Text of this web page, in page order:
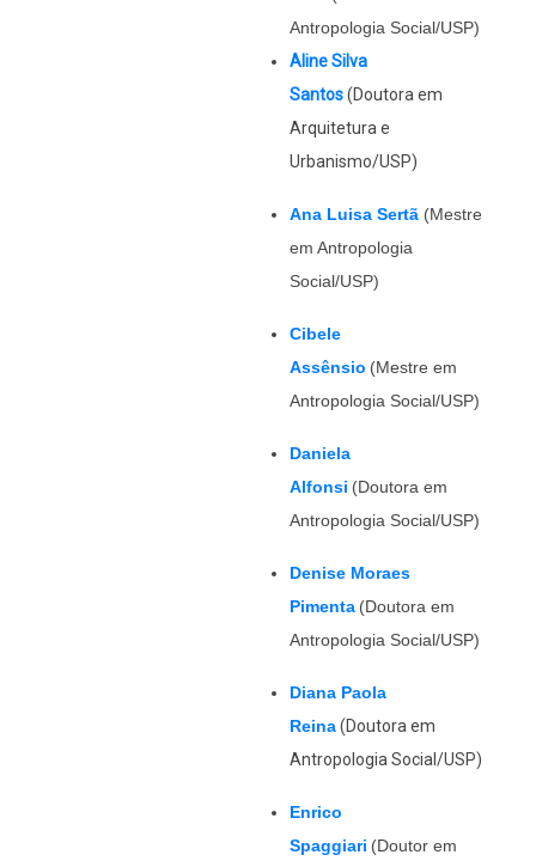
Antropologia Social/USP)
Aline Silva
Santos(Doutora em
Arquitetura e
Urbanismo/USP)
Ana Luisa Sertã (Mestre
em Antropologia
Social/USP)
Cibele
Assênsio (Mestre em
Antropologia Social/USP)
Daniela
Alfonsi (Doutora em
Antropologia Social/USP)
Denise Moraes
Pimenta (Doutora em
Antropologia Social/USP)
Diana Paola
Reina(Doutora em
Antropologia Social/USP)
Enrico
Spaggiari (Doutor em